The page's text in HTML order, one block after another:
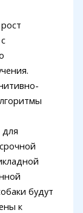
для
будут
к